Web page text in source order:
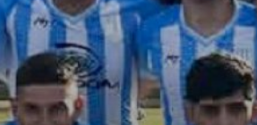
Faltas por presuntas irregularidades
del ferrocarril
de adultos mayores
Vilela